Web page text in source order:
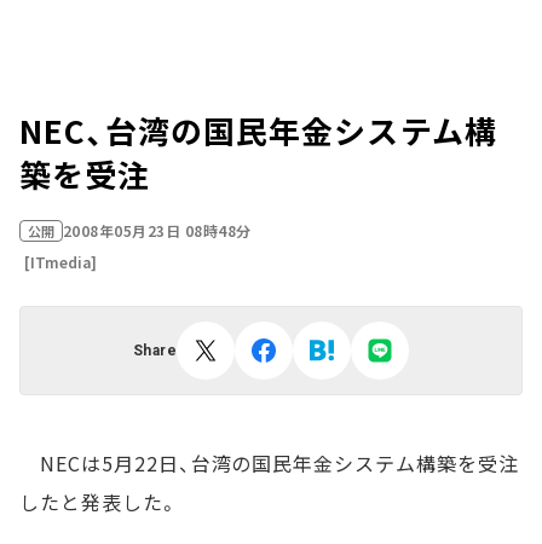
NEC、台湾の国民年金システム構
築を受注
公開 2008年05月23日 08時48分
[ITmedia]
Share
NECは5月22日、台湾の国民年金システム構築を受注
したと発表した。